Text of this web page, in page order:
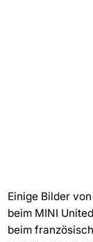
Einige Bilder
beim MINI
beim